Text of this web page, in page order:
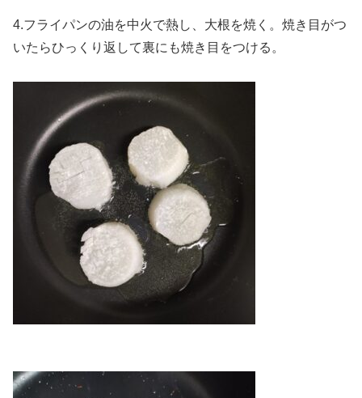
4.フライパンの油を中火で熱し、大根を焼く。焼き目がつ
いたらひっくり返して裏にも焼き目をつける。